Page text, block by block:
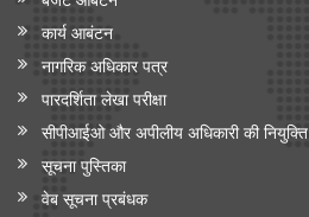
कार्य आबंटन
नागरिक अधिकार पत्र
पारदर्शिता लेखा परीक्षा
सीपीआईओ और अपी‍लीय अधिकारी की नियुक्ति
सूचना पुस्तिका
वेब सूचना प्रबंधक